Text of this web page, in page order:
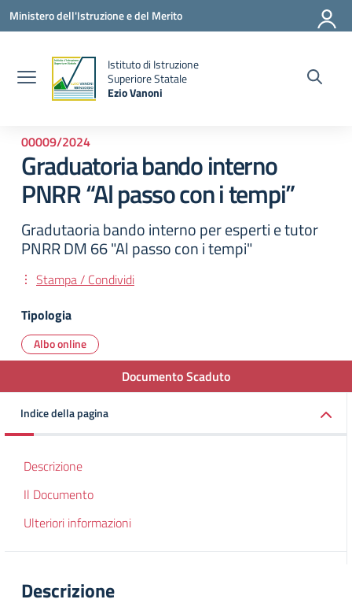
Vai ai contenuti
Vai al menu di navigazione
Vai al footer
Ministero dell'Istruzione e del Merito
Istituto di Istruzione
Superiore Statale
Ezio Vanoni
00009/2024
Graduatoria bando interno
PNRR “Al passo con i tempi”
Gradutaoria bando interno per esperti e tutor
PNRR DM 66 "Al passo con i tempi"
Stampa / Condividi
Tipologia
Albo online
Documento Scaduto
Indice della pagina
Descrizione
Il Documento
Ulteriori informazioni
Descrizione